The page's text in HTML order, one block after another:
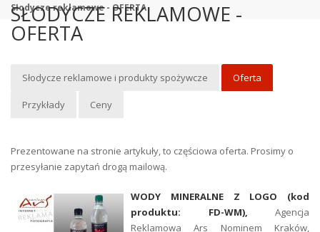
Słodycze reklamowe - OFERTA
SŁODYCZE REKLAMOWE -
OFERTA
Słodycze reklamowe i produkty spożywcze Oferta
Przykłady Ceny
Prezentowane na stronie artykuły, to częściowa oferta. Prosimy o
przesyłanie zapytań drogą mailową.
WODY MINERALNE Z LOGO (kod
produktu: FD-WM), Agencja
Reklamowa Ars Nominem Kraków,